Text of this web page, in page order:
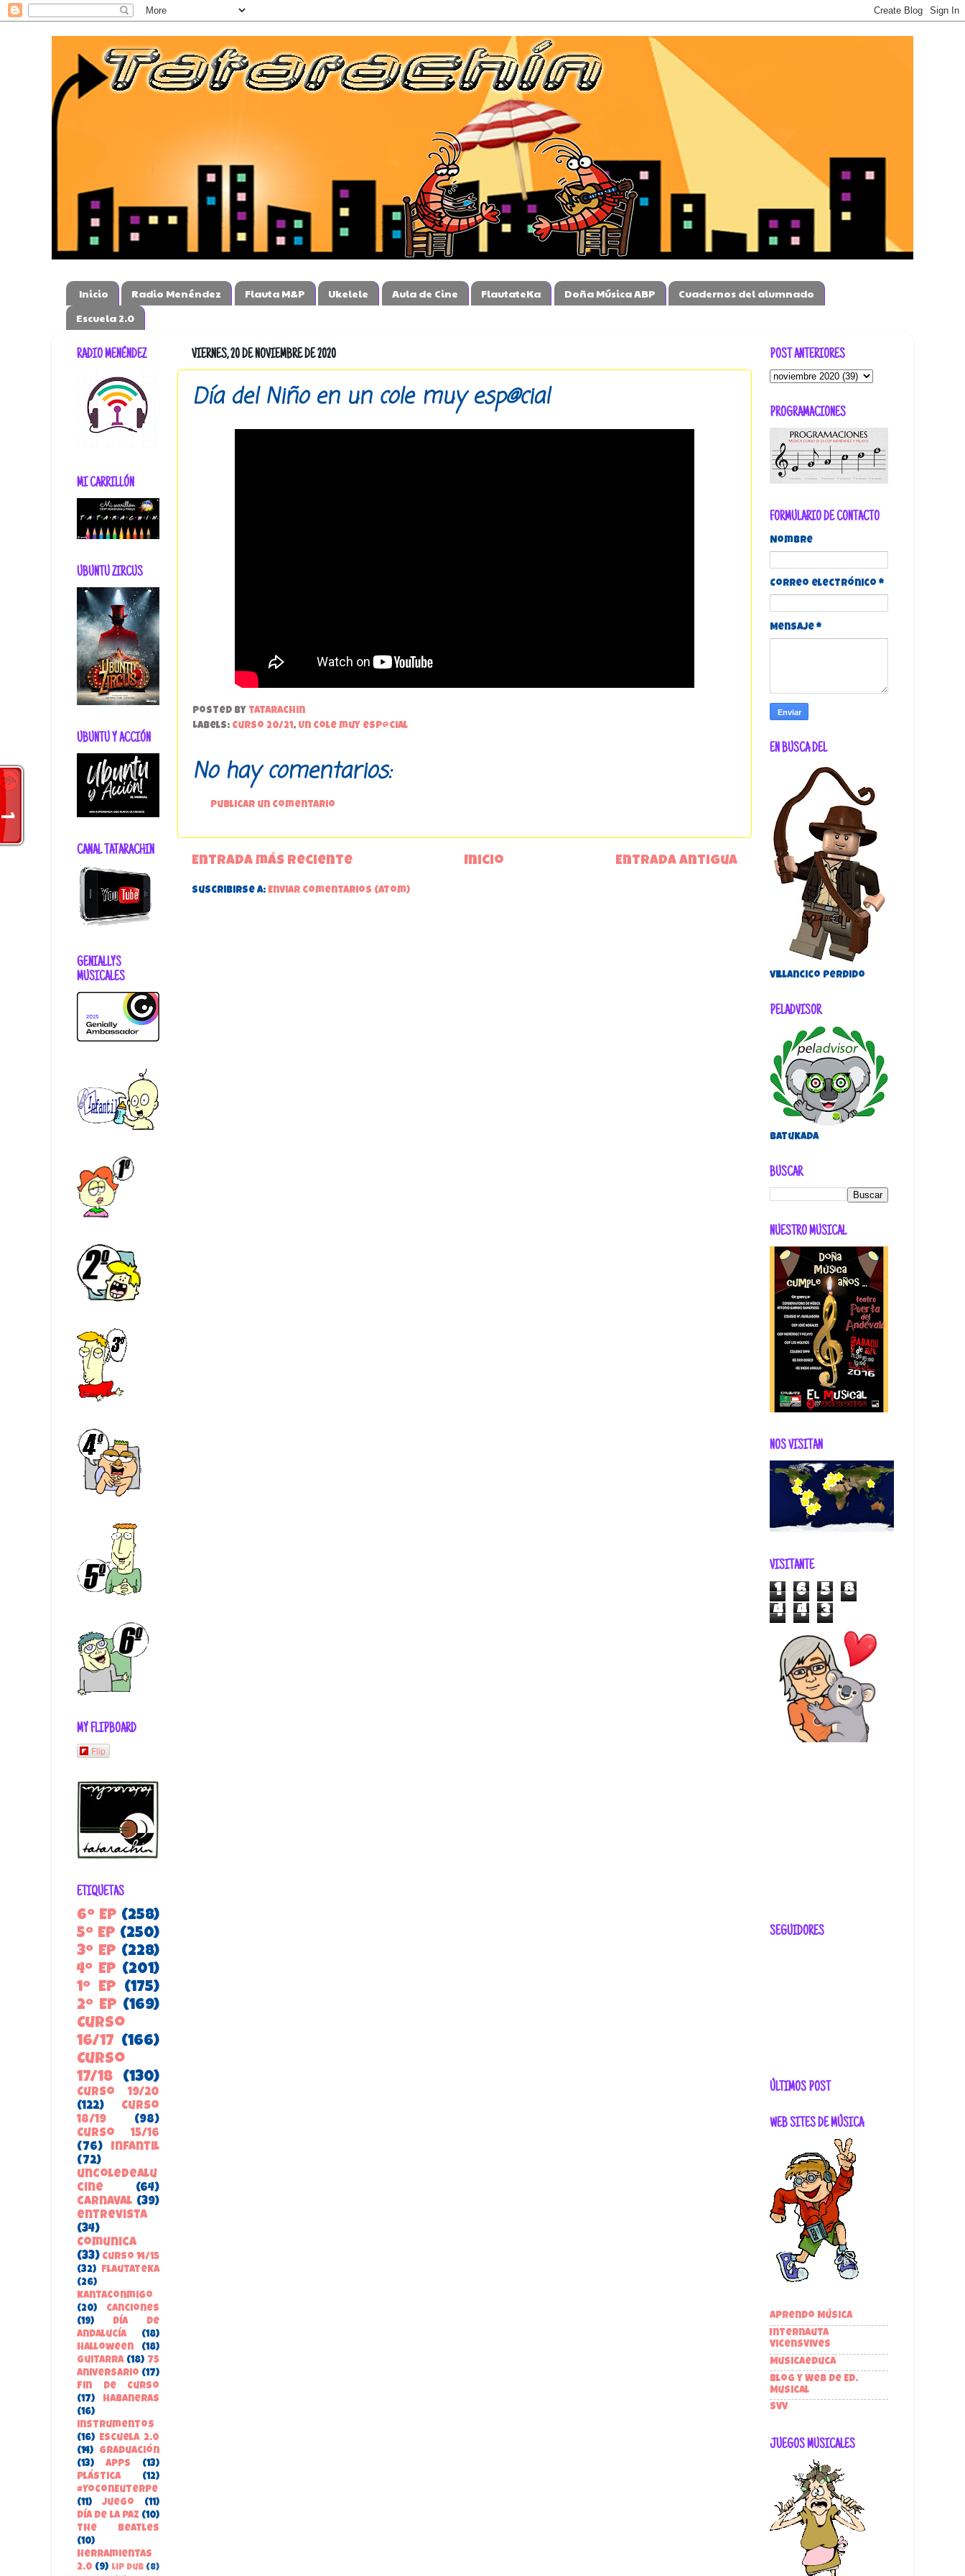
Inicio Radio Menéndez Flauta M&P Ukelele Aula de Cine FlautateKa Doña Música ABP
Cuadernos del alumnado
Escuela 2.0
VIERNES, 20 DE NOVIEMBRE DE 2020
Día del Niño en un cole muy esp@cial
Posted by
tatarachin
Labels: Curso 20/21, Un cole muy esp@cial
No hay comentarios:
Publicar un comentario
Entrada más reciente Entrada antigua
Inicio
Suscribirse a: Enviar comentarios (Atom)
RADIO MENÉNDEZ
MI CARRILLÓN
UBUNTU ZIRCUS
UBUNTU Y ACCIÓN
CANAL TATARACHIN
GENIALLYS
MUSICALES
MY FLIPBOARD
Flip
ETIQUETAS
6º EP (258)
5º EP (250)
3º EP (228)
4º EP (201)
1º EP
(175)
2º EP (169)
Curso
16/17 (166)
Curso
17/18
(130)
Curso 19/20
(122)
Curso
18/19
(98)
Curso 15/16
(76)
Infantil
(72)
uncoledealu
cine
(64)
carnaval (39)
entrevista
(34)
ComunicA
(33) Curso 14/15
(32)
FlautateKa
(26)
kantaconmigo
(20)
canciones
(19)
Día de
Andalucía
(18)
Halloween
(18)
guitarra (18) 75
aniversario (17)
Fin de Curso
(17)
habaneras
(16)
instrumentos
(16) Escuela 2.0
(14)
Graduación
(13)
apps
(13)
Plástica
(12)
#YoConEuterpe
(11)
juego
(11)
Día de la Paz (10)
the beatles
(10)
herramientas
2.0 (9) Lip Dub (8)
POST ANTERIORES
PROGRAMACIONES
FORMULARIO DE CONTACTO
Nombre
Correo electrónico *
Mensaje *
EN BUSCA DEL
villancico perdido
PELADVISOR
Batukada
BUSCAR
NUESTRO MUSICAL
NOS VISITAN
VISITANTE
1 6 5
8
4
4 3
SEGUIDORES
ÚLTIMOS POST
WEB SITES DE MÚSICA
Aprendo Música
Internauta
VicensVives
Musicaeduca
Blog y Web de Ed.
Musical
SVV
JUEGOS MUSICALES